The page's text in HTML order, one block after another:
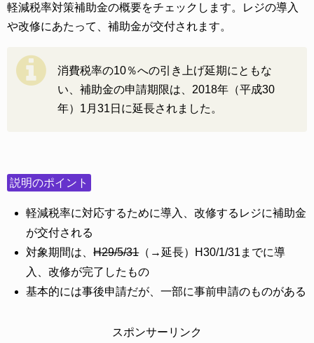
軽減税率対策補助金の概要をチェックします。レジの導入
や改修にあたって、補助金が交付されます。
消費税率の10％への引き上げ延期にともな
い、補助金の申請期限は、2018年（平成30
年）1月31日に延長されました。
説明のポイント
軽減税率に対応するために導入、改修するレジに補助金
が交付される
対象期間は、H29/5/31（→延長）H30/1/31までに導
入、改修が完了したもの
基本的には事後申請だが、一部に事前申請のものがある
スポンサーリンク